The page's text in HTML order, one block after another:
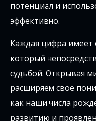
потенциал и
эффективно.
Каждая цифра имеет
который
судьбой. Открывая
расширяем свое
как наши числа
развитию и